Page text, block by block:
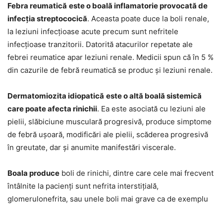
Febra reumatică este o boală inflamatorie provocată de
infecția streptococică. Aceasta poate duce la boli renale,
la leziuni infecțioase acute precum sunt nefritele
infecțioase tranzitorii. Datorită atacurilor repetate ale
febrei reumatice apar leziuni renale. Medicii spun că în 5 %
din cazurile de febră reumatică se produc și leziuni renale.
Dermatomiozita idiopatică este o altă boală sistemică
care poate afecta rinichii. Ea este asociată cu leziuni ale
pielii, slăbiciune musculară progresivă, produce simptome
de febră ușoară, modificări ale pielii, scăderea progresivă
în greutate, dar și anumite manifestări viscerale.
Boala produce boli de rinichi, dintre care cele mai frecvent
întâlnite la pacienți sunt nefrita interstițială,
glomerulonefrita, sau unele boli mai grave ca de exemplu